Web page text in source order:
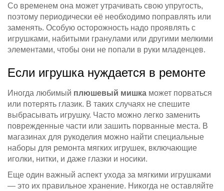
Со временем она может утрачивать свою упругость,
поэтому периодически её необходимо поправлять или
заменять. Особую осторожность надо проявлять с
игрушками, набитыми гранулами или другими мелкими
элементами, чтобы они не попали в руки младенцев.
Если игрушка нуждается в ремонте
Иногда любимый плюшевый мишка может порваться
или потерять глазик. В таких случаях не спешите
выбрасывать игрушку. Часто можно легко заменить
поврежденные части или зашить порванные места. В
магазинах для рукоделия можно найти специальные
наборы для ремонта мягких игрушек, включающие
иголки, нитки, и даже глазки и носики.
Еще один важный аспект ухода за мягкими игрушками
— это их правильное хранение. Никогда не оставляйте